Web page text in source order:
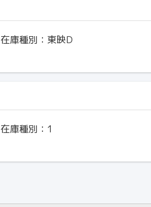
在庫種別：東映D
在庫種別： 1